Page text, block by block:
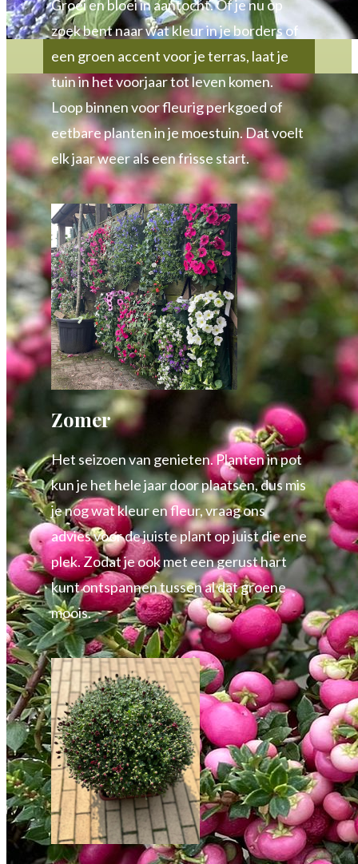
Groei en bloei in aantocht. Of je nu op
zoek bent naar wat kleur in je borders of
een groen accent voor je terras, laat je
tuin in het voorjaar tot leven komen.
Loop binnen voor fleurig perkgoed of
eetbare planten in je moestuin. Dat voelt
elk jaar weer als een frisse start.
Zomer
Het seizoen van genieten. Planten in pot
kun je het hele jaar door plaatsen, dus mis
je nog wat kleur en fleur, vraag ons
advies voor de juiste plant op juist die ene
plek. Zodat je ook met een gerust hart
kunt ontspannen tussen al dat groene
moois.